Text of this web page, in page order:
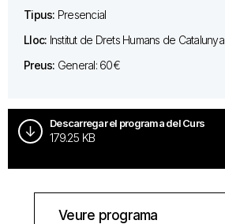
Tipus: Presencial
Lloc: Institut de Drets Humans de Catalunya
Preus: General: 60€
Descarregar el programa del Curs
179.25 KB
Veure programa